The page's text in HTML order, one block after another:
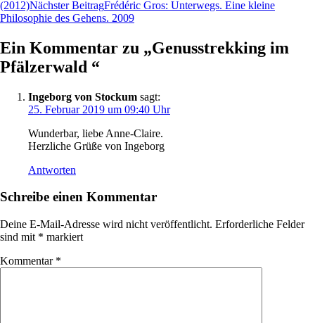
(2012)Nächster BeitragFrédéric Gros: Unterwegs. Eine kleine
Philosophie des Gehens. 2009
Ein Kommentar zu „Genusstrekking im
Pfälzerwald “
Ingeborg von Stockum sagt:
25. Februar 2019 um 09:40 Uhr
Wunderbar, liebe Anne-Claire.
Herzliche Grüße von Ingeborg
Antworten
Schreibe einen Kommentar
Deine E-Mail-Adresse wird nicht veröffentlicht. Erforderliche Felder
sind mit * markiert
Kommentar *